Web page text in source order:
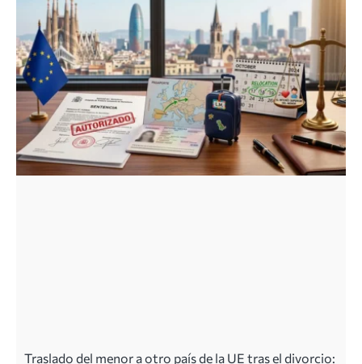
Traslado del menor a otro país de la UE tras el divorcio: